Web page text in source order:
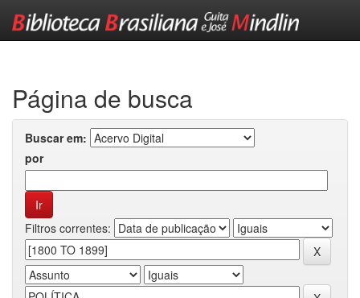
Página de busca
Buscar em:
por
Filtros correntes: